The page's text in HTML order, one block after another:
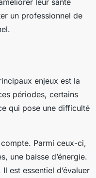
un professionnel de
enjeux est la
périodes, certains
qui pose une difficulté
Parmi ceux-ci,
une baisse d’énergie.
est essentiel d’évaluer